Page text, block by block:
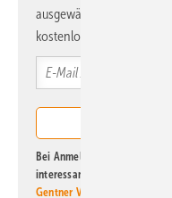
ausgewählte
kostenlos direkt ins
Bei Anmeldung zu diesem
interessante Verlags- und
Gentner Verlag GmbH & Co.